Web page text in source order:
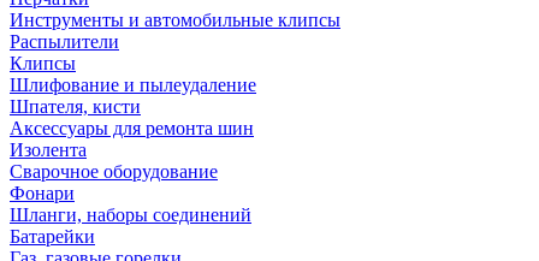
Инструменты и автомобильные клипсы
Распылители
Клипсы
Шлифование и пылеудаление
Шпателя, кисти
Аксессуары для ремонта шин
Изолента
Сварочное оборудование
Фонари
Шланги, наборы соединений
Батарейки